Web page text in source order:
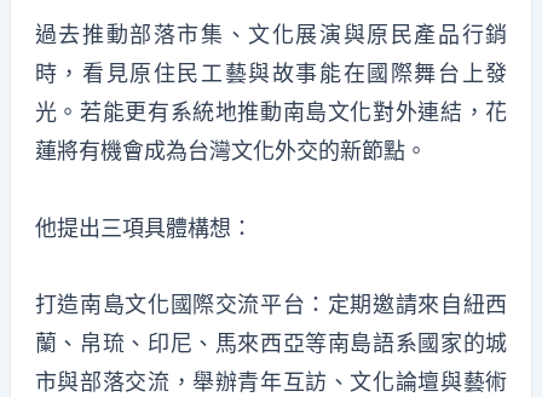
過去推動部落市集、文化展演與原民產品行銷
時，看見原住民工藝與故事能在國際舞台上發
光。若能更有系統地推動南島文化對外連結，花
蓮將有機會成為台灣文化外交的新節點。
他提出三項具體構想：
打造南島文化國際交流平台：定期邀請來自紐西
蘭、帛琉、印尼、馬來西亞等南島語系國家的城
市與部落交流，舉辦青年互訪、文化論壇與藝術